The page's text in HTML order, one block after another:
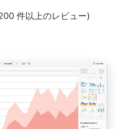
件以上のレビュー)